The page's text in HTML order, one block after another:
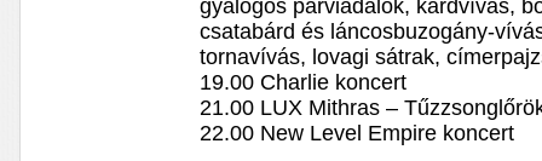
gyalogos párviadalok, kardvívás,
csatabárd és láncosbuzogány-
tornavívás, lovagi sátrak,
19.00 Charlie koncert
21.00 LUX Mithras –
22.00 New Level Empire koncert